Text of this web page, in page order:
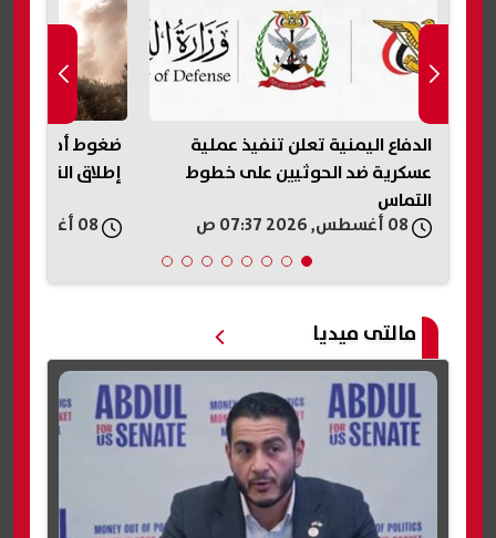
الدفاع اليمنية تعلن تنفيذ عملية
عسكرية ضد الحوثيين على خطوط
التماس
ضغوط أمريكية
إطلاق النار
مالتى ميديا